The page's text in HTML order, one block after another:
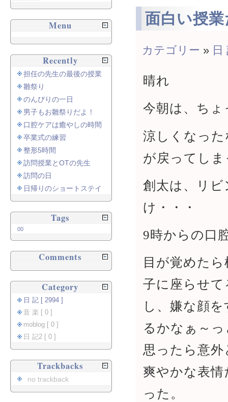
面白い授
カテゴリー » 日
晴れ
今朝は、ち
涼しくなっ
が戻ってし
創太は、リ
け・・・
9時からの口
目が覚めたら
子に座らせて
し、嫌な顔を
るかなぁ～っ
思ったら意外
爽やかな表情
った。
Menu
Recently
担任の先生の最後の授業
雛祭り
のんびりの一日
男子もお雛祭りだよ！
口腔ケアは癒やしの時間
卒業式の練習
整形5時間
訪問授業とOTの先生
訪問の日
日帰りのショートステイ
Tags
00
Comments
Category
日 記 [ 2994 ]
音 楽 [ 0 ]
moblog [ 0 ]
日 記2 [ 0 ]
Trackbacks
no trackback